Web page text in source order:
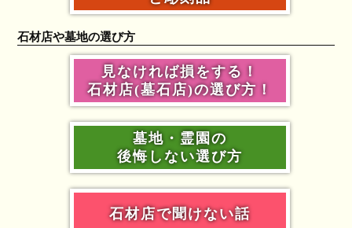
石材店や墓地の選び方
見なければ損をする！
石材店(墓石店)の選び方！
墓地・霊園の
後悔しない選び方
石材店で聞けない話